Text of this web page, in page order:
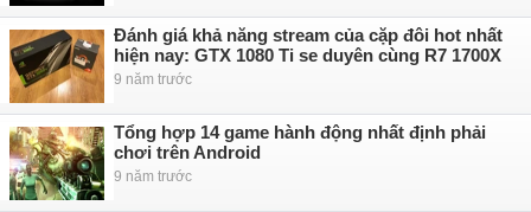
Đánh giá khả năng stream của cặp đôi hot nhất
hiện nay: GTX 1080 Ti se duyên cùng R7 1700X
9 năm trước
Tổng hợp 14 game hành động nhất định phải
chơi trên Android
9 năm trước